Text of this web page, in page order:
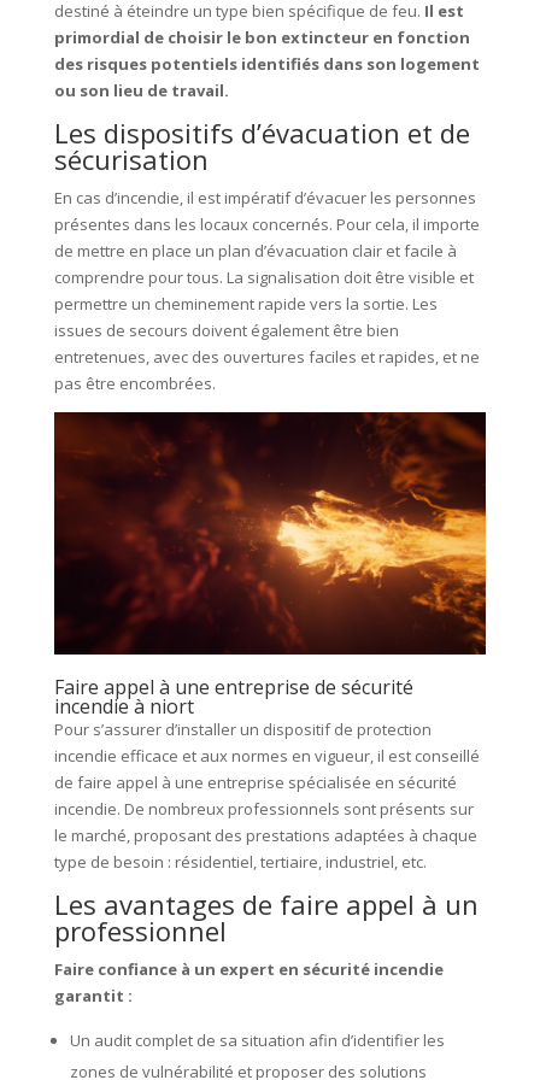
destiné à éteindre un type bien spécifique de feu. Il est
primordial de choisir le bon extincteur en fonction
des risques potentiels identifiés dans son logement
ou son lieu de travail.
Les dispositifs d’évacuation et de
sécurisation
En cas d’incendie, il est impératif d’évacuer les personnes
présentes dans les locaux concernés. Pour cela, il importe
de mettre en place un plan d’évacuation clair et facile à
comprendre pour tous. La signalisation doit être visible et
permettre un cheminement rapide vers la sortie. Les
issues de secours doivent également être bien
entretenues, avec des ouvertures faciles et rapides, et ne
pas être encombrées.
Faire appel à une entreprise de sécurité
incendie à niort
Pour s’assurer d’installer un dispositif de protection
incendie efficace et aux normes en vigueur, il est conseillé
de faire appel à une entreprise spécialisée en sécurité
incendie. De nombreux professionnels sont présents sur
le marché, proposant des prestations adaptées à chaque
type de besoin : résidentiel, tertiaire, industriel, etc.
Les avantages de faire appel à un
professionnel
Faire confiance à un expert en sécurité incendie
garantit :
Un audit complet de sa situation afin d’identifier les
zones de vulnérabilité et proposer des solutions